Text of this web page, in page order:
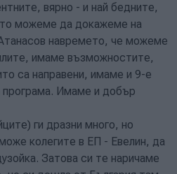
вярно - и най бедните,
можеме да докажеме на
навремето, че можеме
имаме възможностите,
са направени, имаме и 9-е
Имаме и добър
ги дразни много, но
колегите в ЕП - Евелин, да
Затова си те наричаме